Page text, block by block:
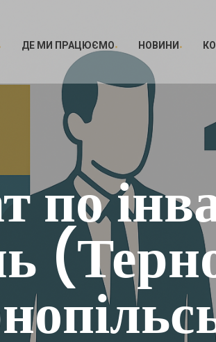
ДЕ МИ ПРАЦЮЄМО НОВИНИ
по